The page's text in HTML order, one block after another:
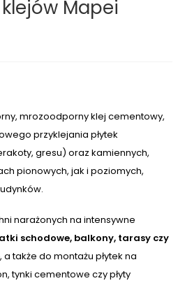
Mapei
mrozoodporny klej cementowy,
przyklejania płytek
gresu) oraz kamiennych,
pionowych, jak i poziomych,
narażonych na intensywne
schodowe, balkony, tarasy czy
, a także do montażu płytek na
tynki cementowe czy płyty